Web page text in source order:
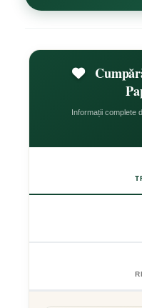
Informații complete